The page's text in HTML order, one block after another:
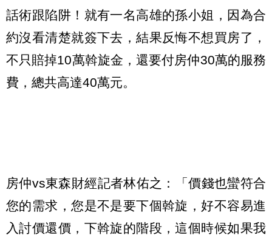
話術跟陷阱！就有一名高雄的孫小姐，因為合
約沒看清楚就簽下去，結果反悔不想買房了，
不只賠掉10萬斡旋金，還要付房仲30萬的服務
費，總共高達40萬元。
房仲vs東森財經記者林佑之：「價錢也蠻符合
您的需求，您是不是要下個斡旋，好不容易進
入討價還價，下斡旋的階段，這個時候如果我